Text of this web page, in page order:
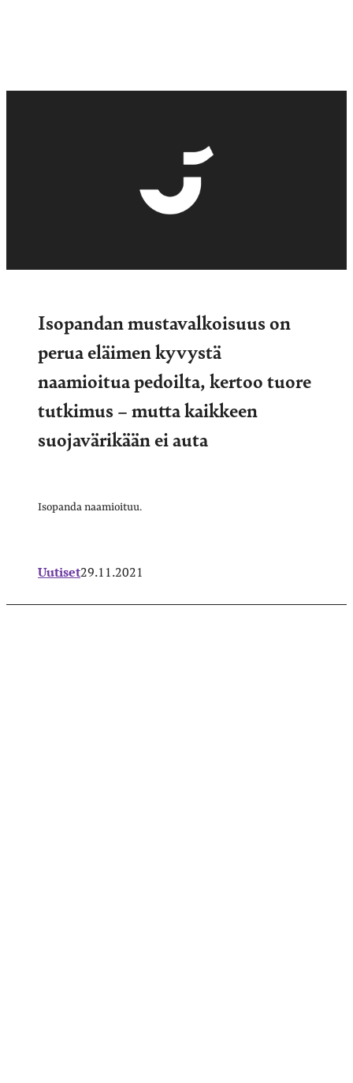
Isopandan mustavalkoisuus on
perua eläimen kyvystä
naamioitua pedoilta, kertoo tuore
tutkimus – mutta kaikkeen
suojavärikään ei auta
Isopanda naamioituu.
Uutiset29.11.2021